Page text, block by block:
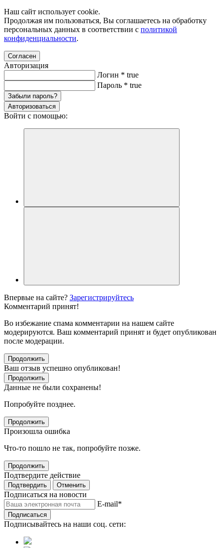
Наш сайт использует cookie.
Продолжая им пользоваться, Вы соглашаетесь на обработку
персональных данных в соответствии с политикой
конфиденциальности.
Согласен
Авторизация
Логин * true
Пароль * true
Забыли пароль?
Авторизоваться
Войти с помощью:
Впервые на сайте? Зарегистрируйтесь
Комментарий принят!
Во избежание спама комментарии на нашем сайте
модерируются. Ваш комментарий принят и будет опубликован
после модерации.
Продолжить
Ваш отзыв успешно опубликован!
Продолжить
Данные не были сохранены!
Попробуйте позднее.
Продолжить
Произошла ошибка
Что-то пошло не так, попробуйте позже.
Продолжить
Подтвердите действие
Подтвердить Отменить
Подписаться на новости
E-mail*
Подписаться
Подписывайтесь на наши соц. сети: